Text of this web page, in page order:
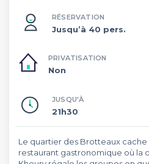
RÉSERVATION
Jusqu’à 40 pers.
PRIVATISATION
Non
JUSQU'À
21h30
Le quartier des Brotteaux cache
restaurant gastronomique où la